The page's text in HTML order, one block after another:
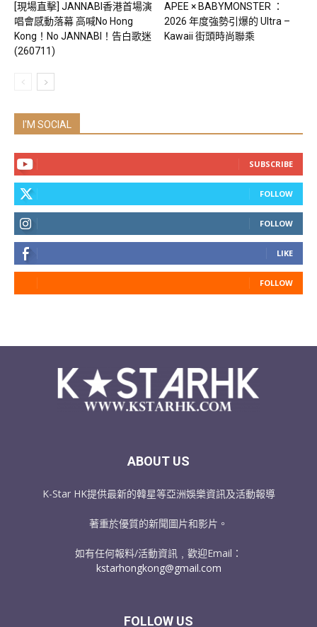
[現場直擊] JANNABI香港首場演
唱會感動落幕 高喊No Hong
Kong！No JANNABI！告白歌迷
(260711)
APEE × BABYMONSTER ：
2026 年度強勢引爆的 Ultra –
Kawaii 街頭時尚聯乘
I'M SOCIAL
SUBSCRIBE
FOLLOW
FOLLOW
LIKE
FOLLOW
ABOUT US
K-Star HK提供最新的韓星等亞洲娛樂資訊及活動報導
著重於優質的新聞圖片和影片。
如有任何報料/活動資訊﹐歡迎Email：
kstarhongkong@gmail.com
FOLLOW US